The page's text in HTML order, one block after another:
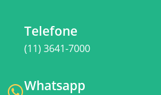
Telefone
(11) 3641-7000
Whatsapp